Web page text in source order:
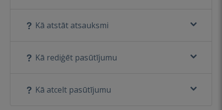
Kā atstāt atsauksmi
Kā rediģēt pasūtījumu
Kā atcelt pasūtījumu